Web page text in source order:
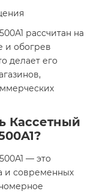
рассчитан на
и обогрев
делает его
Кассетный
— это
и современных